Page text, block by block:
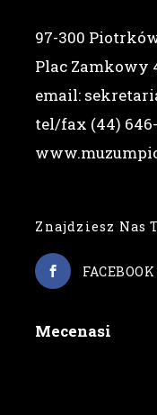
97-300
Plac Zamkowy
email:
tel/fax (44)
Znajdziesz Nas
FACEBOOK
Mecenasi